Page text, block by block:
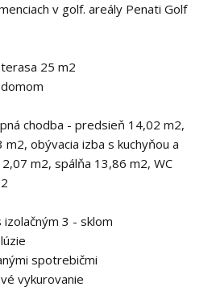
v golf. areály Penati Golf
25 m2
chodba - predsieň 14,02 m2,
obývacia izba s kuchyňou a
m2, spálňa 13,86 m2, WC
3 - sklom
spotrebičmi
vykurovanie